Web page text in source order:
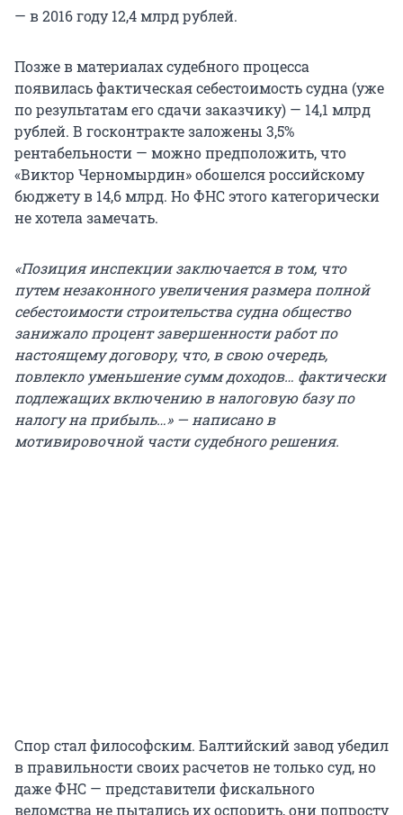
— в 2016 году 12,4 млрд рублей.
Позже в материалах судебного процесса
появилась фактическая себестоимость судна (уже
по результатам его сдачи заказчику) — 14,1 млрд
рублей. В госконтракте заложены 3,5%
рентабельности — можно предположить, что
«Виктор Черномырдин» обошелся российскому
бюджету в 14,6 млрд. Но ФНС этого категорически
не хотела замечать.
«Позиция инспекции заключается в том, что
путем незаконного увеличения размера полной
себестоимости строительства судна общество
занижало процент завершенности работ по
настоящему договору, что, в свою очередь,
повлекло уменьшение сумм доходов… фактически
подлежащих включению в налоговую базу по
налогу на прибыль…» — написано в
мотивировочной части судебного решения.
Спор стал философским. Балтийский завод убедил
в правильности своих расчетов не только суд, но
даже ФНС — представители фискального
ведомства не пытались их оспорить, они попросту